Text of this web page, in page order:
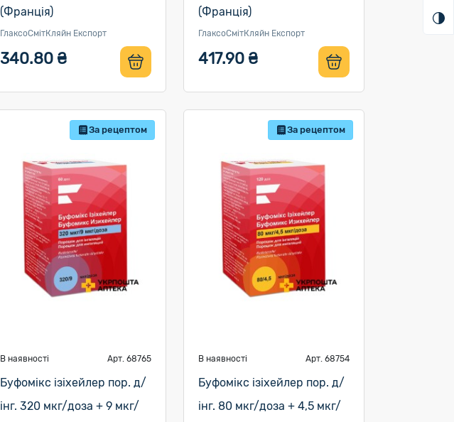
(Франція)
ГлаксоСмітКляйн Експорт
340.80 ₴
(Франція)
ГлаксоСмітКляйн Експорт
417.90 ₴
За рецептом
В наявності Арт. 68765
Буфомікс ізіхейлер пор. д/
інг. 320 мкг/доза + 9 мкг/
За рецептом
В наявності Арт. 68754
Буфомікс ізіхейлер пор. д/
інг. 80 мкг/доза + 4,5 мкг/